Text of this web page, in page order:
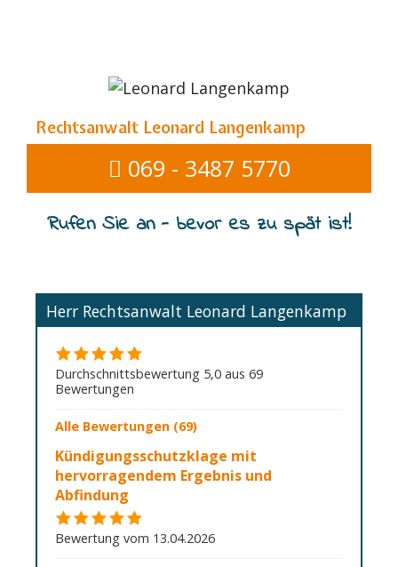
Rechtsanwalt Leonard Langenkamp
069 - 3487 5770
Rufen Sie an - bevor es zu spät ist!
Herr Rechtsanwalt Leonard Langenkamp
Durchschnittsbewertung 5,0 aus 69
Bewertungen
Alle Bewertungen (69)
Kündigungsschutzklage mit
hervorragendem Ergebnis und
Abfindung
Bewertung vom 13.04.2026